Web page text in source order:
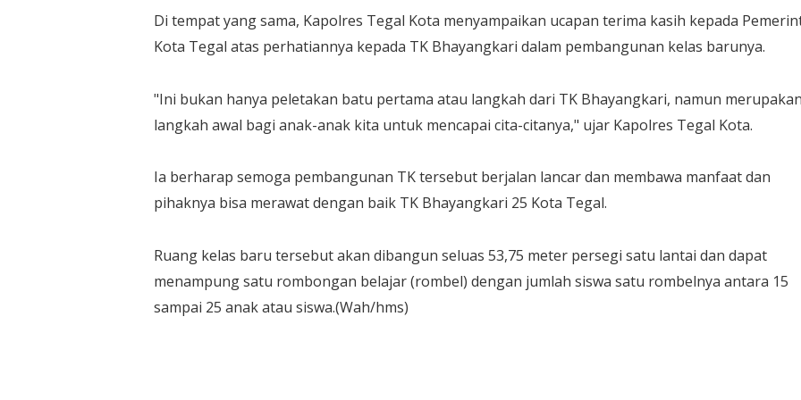
Di tempat yang sama, Kapolres Tegal Kota menyampaikan ucapan terima kasih kepada
Kota Tegal atas perhatiannya kepada TK Bhayangkari dalam pembangunan kelas barunya.
"Ini bukan hanya peletakan batu pertama atau langkah dari TK Bhayangkari, namun merupakan
langkah awal bagi anak-anak kita untuk mencapai cita-citanya," ujar Kapolres Tegal Kota.
Ia berharap semoga pembangunan TK tersebut berjalan lancar dan membawa manfaat dan
pihaknya bisa merawat dengan baik TK Bhayangkari 25 Kota Tegal.
Ruang kelas baru tersebut akan dibangun seluas 53,75 meter persegi satu lantai dan dapat
menampung satu rombongan belajar (rombel) dengan jumlah siswa satu rombelnya antara 15
sampai 25 anak atau siswa.(Wah/hms)